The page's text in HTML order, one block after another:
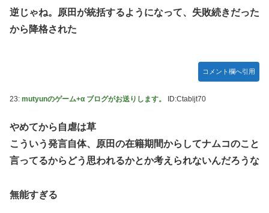
逆じゃね。原田が統括するようになって、失敗続きだった
から降格された
コメント欄へ引用
23: mutyunのゲーム+α ブログがお送りします。 ID:Ctabljt70
やめてから自虐は草
こういう発言自体、原田の在籍期間からしてナムコのこと
言ってるからどう思われるかとか考えられないんだろうな
無能すぎる